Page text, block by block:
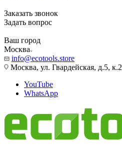
Заказать звонок
Задать вопрос
Ваш город
Москва
info@ecotools.store
Москва, ул. Гвардейская, д.5, к.2
YouTube
WhatsApp